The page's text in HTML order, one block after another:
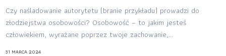
Czy naśladowanie autorytetu (branie przykładu) prowadzi do
złodziejstwa osobowości? Osobowość – to jakim jesteś
człowiekiem, wyrażane poprzez twoje zachowanie,...
31 MARCA 2024